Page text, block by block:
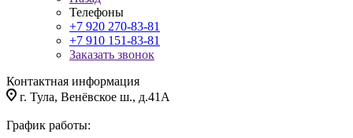
Телефоны
+7 920 270-83-81
+7 910 151-83-81
Заказать звонок
Контактная информация
г. Тула, Венёвское ш., д.41А
График работы: